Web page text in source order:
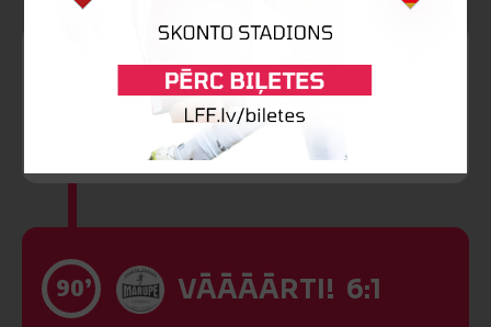
Dzeltenā kartīte
Regnārs Skujiņš
90’ VĀĀĀĀRTI! 6:1